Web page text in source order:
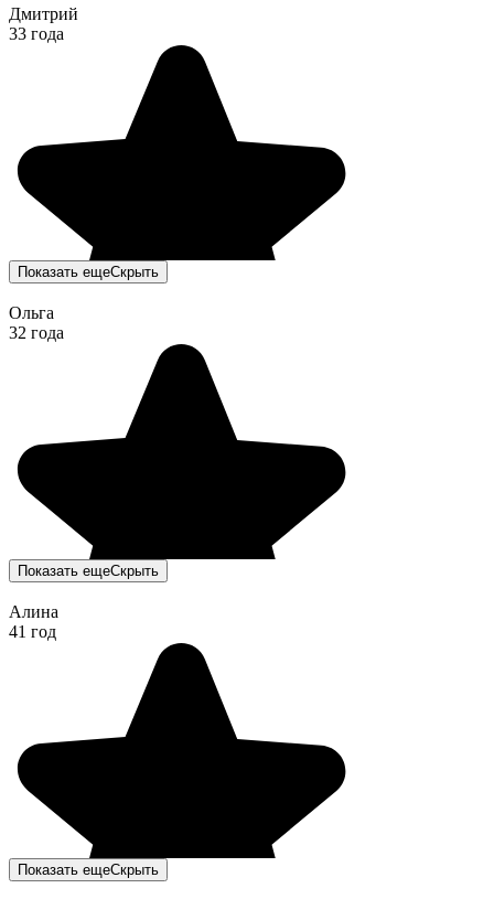
Дмитрий
33 года
Показать ещеСкрыть
Ольга
32 года
Показать ещеСкрыть
Алина
41 год
Показать ещеСкрыть